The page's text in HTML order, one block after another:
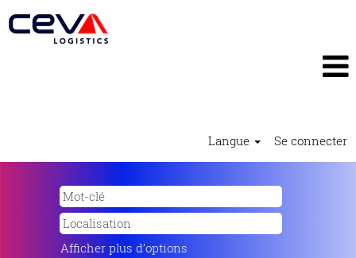
Langue Se connecter
Afficher plus d’options